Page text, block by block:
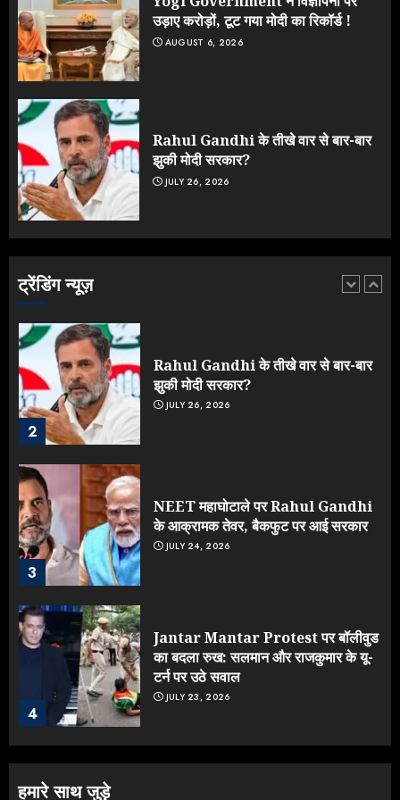
उड़ाए करोड़ों, टूट गया मोदी का रिकॉर्ड !
AUGUST 6, 2026
Rahul Gandhi के तीखे वार से बार-बार
झुकी मोदी सरकार?
JULY 26, 2026
ट्रेंडिंग न्यूज़
4
5
JULY 19, 2026
1
उड़ाए करोड़ों, टूट गया मोदी का रिकॉर्ड !
2
Rahul Gandhi के तीखे वार से बार-बार
झुकी मोदी सरकार?
JULY 26, 2026
3
NEET महाघोटाले पर Rahul Gandhi
के आक्रामक तेवर, बैकफुट पर आई सरकार
JULY 24, 2026
4
Jantar Mantar Protest पर बॉलीवुड
का बदला रुख: सलमान और राजकुमार के यू-
टर्न पर उठे सवाल
JULY 23, 2026
हमारे साथ जुड़े